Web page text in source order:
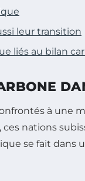
leur transition
liés au bilan
à une
, ces nations
se fait dans